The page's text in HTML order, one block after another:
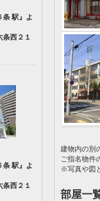
建物内の別
ご指名物件
※写真や図
部屋一
条 駅』よ
条西２１
条 駅』よ
条西２１